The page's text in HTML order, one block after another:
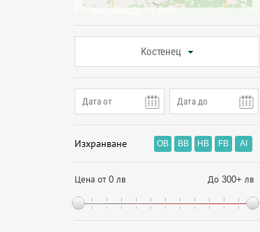
Костенец
Изхранване OB BB HB FB AI
Цена от 0 лв До 300+ лв